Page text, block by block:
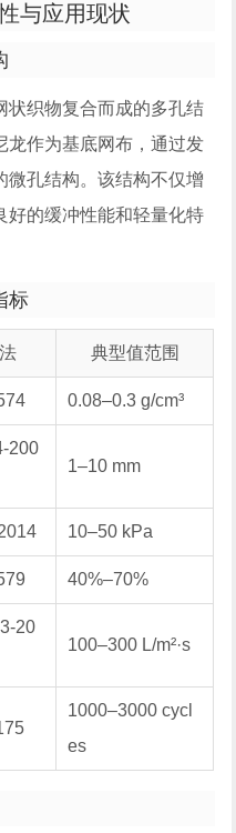
与应用现状
状织物复合而成的多孔结
龙作为基底网布，通过发
微孔结构。该结构不仅增
好的缓冲性能和轻量化特
标
典型值范围
0.08–0.3 g/cm³
200
1–10 mm
10–50 kPa
40%–70%
20
100–300 L/m²·s
1000–3000 cycl
es